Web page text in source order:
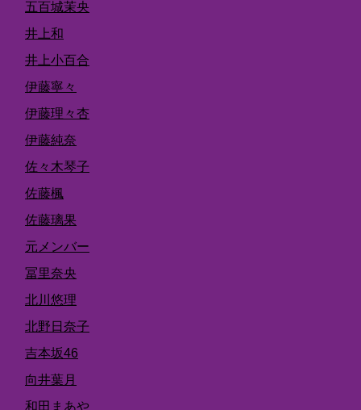
五百城茉央
井上和
井上小百合
伊藤寧々
伊藤理々杏
伊藤純奈
佐々木琴子
佐藤楓
佐藤璃果
元メンバー
冨里奈央
北川悠理
北野日奈子
吉本坂46
向井葉月
和田まあや